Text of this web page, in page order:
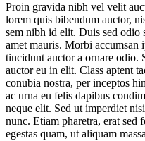
Proin gravida nibh vel velit
lorem quis bibendum auctor,
sem nibh id elit. Duis sed odio
amet mauris. Morbi accumsan
tincidunt auctor a ornare odio.
auctor eu in elit. Class aptent
conubia nostra, per inceptos
ac urna eu felis dapibus
neque elit. Sed ut imperdiet
nunc. Etiam pharetra, erat sed
egestas quam, ut aliquam